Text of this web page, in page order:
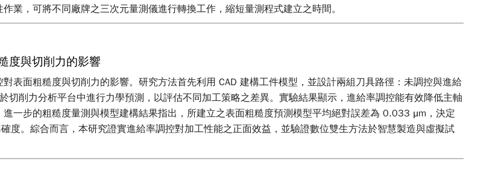
業，可將不同廠牌之三次元量測儀進行轉換工作，縮短量測程式建立之時間。
度與切削力的影響
表面粗糙度與切削力的影響。研究方法首先利用 CAD 建構工件模型，並設計兩組刀具路徑：未調控與進給
切削力分析平台中進行力學預測，以評估不同加工策略之差異。實驗結果顯示，進給率調控能有效降低主軸
一步的粗糙度量測與模型建構結果指出，所建立之表面粗糙度預測模型平均絕對誤差為 0.033 μm，決定
度。綜合而言，本研究證實進給率調控對加工性能之正面效益，並驗證數位雙生方法於智慧製造與虛擬試